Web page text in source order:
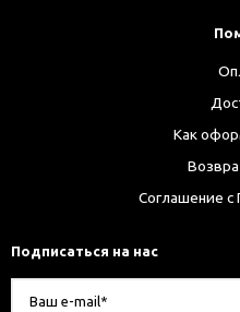
Как
Соглашение
Подписаться на нас